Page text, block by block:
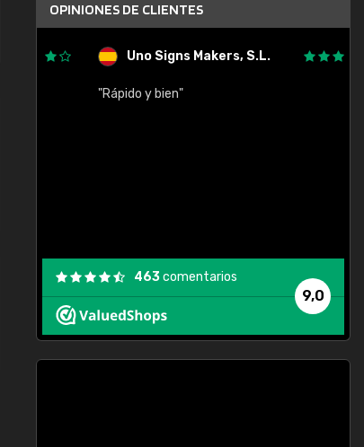
OPINIONES DE CLIENTES
Uno Signs Makers, S.L.
"Rápido y bien"
9,0
463comentarios